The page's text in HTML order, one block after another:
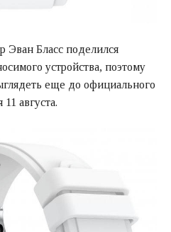
Эван Бласс поделился
устройства, поэтому
еще до официального
августа.